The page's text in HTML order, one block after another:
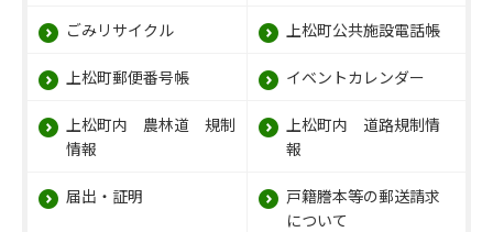
ごみリサイクル 上松町公共施設電話帳
上松町郵便番号帳 イベントカレンダー
上松町内 農林道 規制
情報
上松町内 道路規制情
報
届出・証明
戸籍謄本等の郵送請求
について